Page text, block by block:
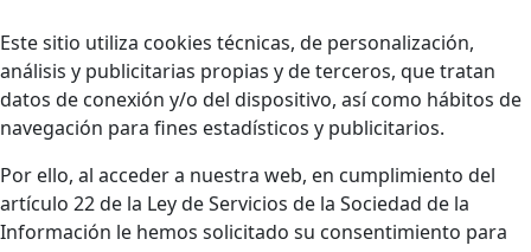
Este sitio utiliza cookies técnicas, de personalización,
análisis y publicitarias propias y de terceros, que tratan
datos de conexión y/o del dispositivo, así como hábitos de
navegación para fines estadísticos y publicitarios.
Por ello, al acceder a nuestra web, en cumplimiento del
artículo 22 de la Ley de Servicios de la Sociedad de la
Información le hemos solicitado su consentimiento para